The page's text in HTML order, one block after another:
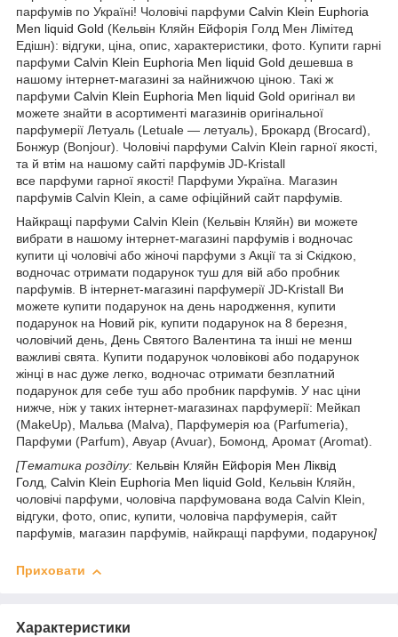
парфумів по Україні! Чоловічі парфуми Calvin Klein Euphoria
Men liquid Gold (Кельвін Кляйн Ейфорія Голд Мен Лімітед
Едішн): відгуки, ціна, опис, характеристики, фото. Купити гарні
парфуми Calvin Klein Euphoria Men liquid Gold дешевша в
нашому інтернет-магазині за найнижчою ціною. Такі ж
парфуми Calvin Klein Euphoria Men liquid Gold оригінал ви
можете знайти в асортименті магазинів оригінальної
парфумерії Летуаль (Letuale — летуаль), Брокард (Brocard),
Бонжур (Bonjour). Чоловічі парфуми Calvin Klein гарної якості,
та й втім на нашому сайті парфумів JD-Kristall
все парфуми гарної якості! Парфуми Україна. Магазин
парфумів Calvin Klein, а саме офіційний сайт парфумів.
Найкращі парфуми Calvin Klein (Кельвін Кляйн) ви можете
вибрати в нашому інтернет-магазині парфумів і водночас
купити ці чоловічі або жіночі парфуми з Акції та зі Скідкою,
водночас отримати подарунок туш для вій або пробник
парфумів. В інтернет-магазині парфумерії JD-Kristall Ви
можете купити подарунок на день народження, купити
подарунок на Новий рік, купити подарунок на 8 березня,
чоловічий день, День Святого Валентина та інші не менш
важливі свята. Купити подарунок чоловікові або подарунок
жінці в нас дуже легко, водночас отримати безплатний
подарунок для себе туш або пробник парфумів. У нас ціни
нижче, ніж у таких інтернет-магазинах парфумерії: Мейкап
(MakeUp), Мальва (Malva), Парфумерія юа (Parfumeria),
Парфуми (Parfum), Авуар (Avuar), Бомонд, Аромат (Aromat).
[Тематика розділу: Кельвін Кляйн Ейфорія Мен Ліквід
Голд, Calvin Klein Euphoria Men liquid Gold, Кельвін Кляйн,
чоловічі парфуми, чоловіча парфумована вода Calvin Klein,
відгуки, фото, опис, купити, чоловіча парфумерія, сайт
парфумів, магазин парфумів, найкращі парфуми, подарунок]
Приховати
Характеристики